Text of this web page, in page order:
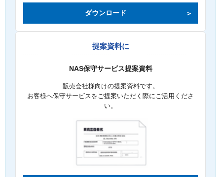
ダウンロード
提案資料に
NAS保守サービス提案資料
販売会社様向けの提案資料です。
お客様へ保守サービスをご提案いただく際にご活用くださ
い。